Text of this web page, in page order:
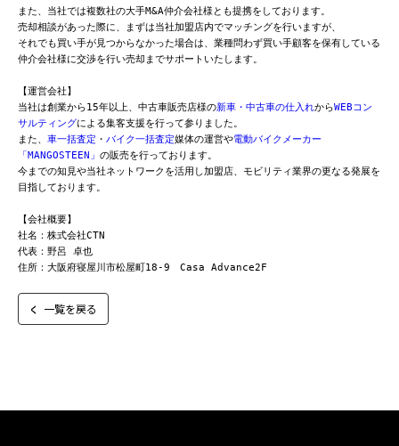
また、当社では複数社の大手M&A仲介会社様とも提携をしております。
売却相談があった際に、まずは当社加盟店内でマッチングを行いますが、
それでも買い手が見つからなかった場合は、業種問わず買い手顧客を保有している
仲介会社様に交渉を行い売却までサポートいたします。
【運営会社】
当社は創業から15年以上、中古車販売店様の新車・中古車の仕入れからWEBコン
サルティングによる集客支援を行って参りました。
また、 車一括査定 ・ バイク一括査定媒体の運営や電動バイクメーカー
「MANGOSTEEN」 の販売を行っております。
今までの知見や当社ネットワークを活用し加盟店、モビリティ業界の更なる発展を
目指しております。
【会社概要】
社名：株式会社CTN
代表：野呂 卓也
住所：大阪府寝屋川市松屋町18-9　Casa Advance2F
一覧を戻る